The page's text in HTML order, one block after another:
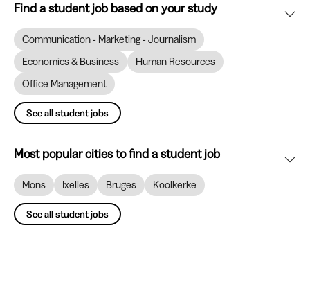
Find a student job based on your study
Communication - Marketing - Journalism
Economics & Business
Human Resources
Office Management
See all student jobs
Most popular cities to find a student job
Mons Ixelles Bruges Koolkerke
See all student jobs